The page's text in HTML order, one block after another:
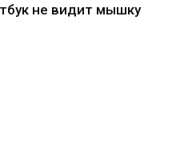
не видит мышку